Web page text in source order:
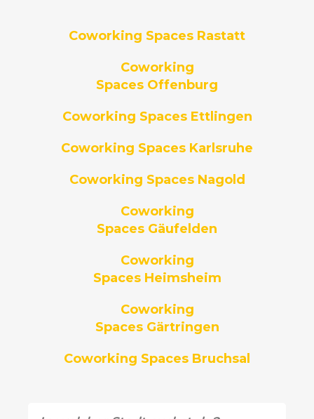
Coworking Spaces Rastatt
Coworking
Spaces Offenburg
Coworking Spaces Ettlingen
Coworking Spaces Karlsruhe
Coworking Spaces Nagold
Coworking
Spaces Gäufelden
Coworking
Spaces Heimsheim
Coworking
Spaces Gärtringen
Coworking Spaces Bruchsal